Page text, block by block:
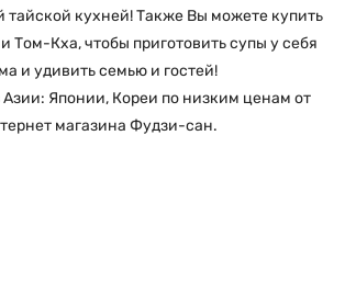
тайской кухней! Также Вы можете купить
Том-Кха, чтобы приготовить супы у себя
и удивить семью и гостей!
Азии: Японии, Кореи по низким ценам от
магазина Фудзи-сан.